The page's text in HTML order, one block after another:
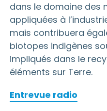
dans le domaine des
appliquées à
mais contribuera
biotopes indigènes
impliqués dans le
éléments sur Terre.
Entrevue radio